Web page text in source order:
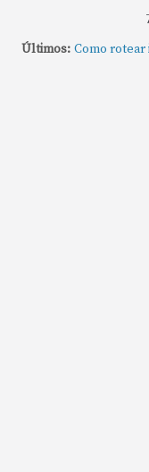
Últimos: Como rotear